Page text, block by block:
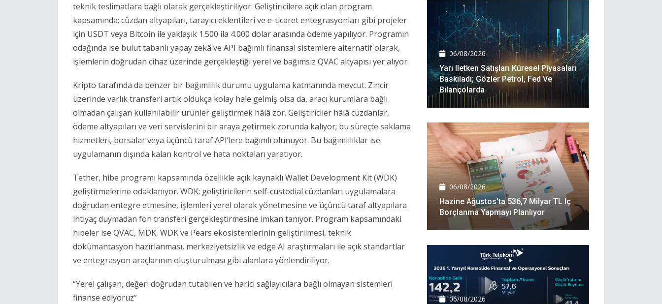
teknik teslimatlara bağlı olarak gerçekleştiriliyor. Geliştiricilere açık olan program
kapsamında; cüzdan altyapıları, tarayıcı eklentileri ve e-ticaret entegrasyonları gibi projeler
için USDT veya Bitcoin ile yaklaşık 1.500 ila 4.000 dolar arasında ödeme yapılıyor. Programın
odağında ise bulut tabanlı yapay zekâ ve API bağımlı finansal sistemlere alternatif olarak,
işlemlerin doğrudan cihaz üzerinde gerçekleştiği yerel ve bağımsız QVAC altyapısı yer alıyor.
Kripto tarafında da benzer bir bağımlılık durumu uygulama katmanında mevcut. Zincir
üzerinde varlık transferi artık oldukça kolay hale gelmiş olsa da, aracı kurumlara bağlı
olmadan çalışan kullanılabilir ürünler geliştirmek hâlâ zor. Geliştiriciler hâlâ cüzdanlar,
ödeme altyapıları ve veri servislerini bir araya getirmek zorunda kalıyor; bu süreçte saklama
hizmetleri, borsalar veya üçüncü taraf API’lere bağımlı olunuyor. Bu bağımlılıklar ise
uygulamanın dışında kalan kontrol ve hata noktaları yaratıyor.
Tether, hibe programı kapsamında özellikle açık kaynaklı Wallet Development Kit (WDK)
geliştirmelerine odaklanıyor. WDK; geliştiricilerin self-custodial cüzdanları uygulamalara
doğrudan entegre etmesine, işlemleri yerel olarak yönetmesine ve üçüncü taraf altyapılara
ihtiyaç duymadan fon transferi gerçekleştirmesine imkan tanıyor. Program kapsamındaki
hibeler ise QVAC, MDK, WDK ve Pears ekosistemlerinin geliştirilmesi, teknik
dokümantasyon hazırlanması, merkeziyetsizlik ve edge AI araştırmaları ile açık standartlar
ve entegrasyon araçlarının oluşturulması gibi alanlara yönlendiriliyor.
“Yerel çalışan, değeri doğrudan tutabilen ve harici sağlayıcılara bağlı olmayan sistemleri
finanse ediyoruz”
06/08/2026
Yarı Iletken Satışları Küresel Piyasaları
Baskıladı; Gözler Petrol, Fed Ve
Bilançolarda
06/08/2026
Hazine Ağustos'ta 536,7 Milyar TL Iç
Borçlanma Yapmayı Planlıyor
06/08/2026